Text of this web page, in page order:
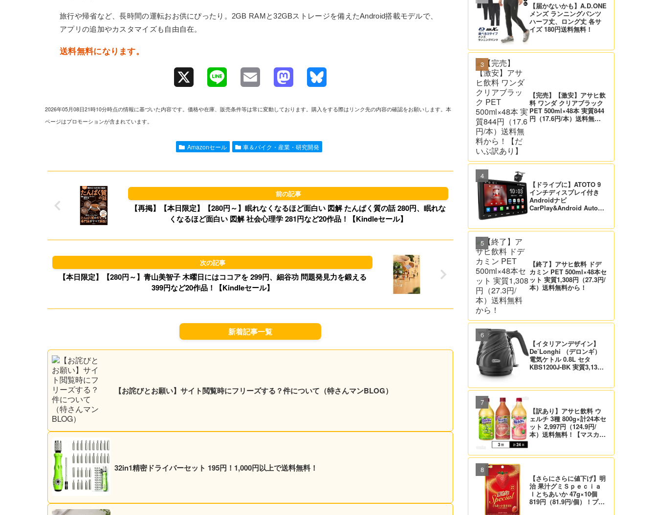
旅行や帰省など、長時間の運転おお供にぴったり。2GB RAMと32GBストレージを備えたAndroid搭載モデルで、
アプリの追加やカスタマイズも自由自在。
送料無料になります。
l o
o
n
2026年05月08日21時10分時点の情報に基づいた内容です。価格や在庫、販売条件等は常に変動しております。購入をする際はリンク先の内容の確認をお願いします。本
ページはプロモーションが含まれています。
Amazonセール 車＆バイク・産業・研究開発
【再掲】【本日限定】【280円～】眠れなくなるほど面白い 図解 たんぱく質の話 280円、眠れな
くなるほど面白い 図解 社会心理学 281円など20作品！【Kindleセール】
【本日限定】【280円～】青山美智子 木曜日にはココアを 299円、細谷功 問題発見力を鍛える
399円など20作品！【Kindleセール】
新着記事一覧
【お詫びとお願い】サイト閲覧時にフリーズする？件について（特さんマンBLOG）
32in1精密ドライバーセット 195円！1,000円以上で送料無料！
【届かないかも】A.D.ONE
メンズ ランニングパンツ
ハーフ丈、ロング丈 各サ
イズ 180円送料無料！
【完売】【激安】アサヒ飲
料 ワンダ クリアブラック
PET 500ml×48本 実質844
円（17.6円/本）送料無料
【ドライブに】ATOTO 9
インチディスプレイ付き
Androidナビ
CarPlay&Android Auto対
【終了】アサヒ飲料 ドデ
カミン PET 500ml×48本セ
ット 実質1,308円（27.3円/
本）送料無料から！
【イタリアンデザイン】
De’Longhi （デロンギ）
電気ケトル 0.8L セタ
KBS1200J-BK 実質3,132
【訳あり】アサヒ飲料 ウ
ェルチ 3種 800g×計24本セ
ット 2,997円（124.9円/
本）送料無料！【マスカッ
【さらにさらに値下げ】明
治 果汁グミＳｐｅｃｉａ
ｌとちあいか 47g×10個
819円（81.9円/個）！プラ